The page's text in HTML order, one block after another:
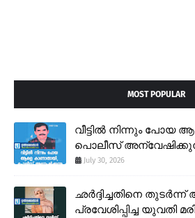
MOST POPULAR
വീട്ടിൽ നിന്നും പോയ
പൊലീസ്
July 30, 2026
ഛർദ്ദിച്ചതിനെ
പ്രവേശിപ്പിച്ച യുവതി